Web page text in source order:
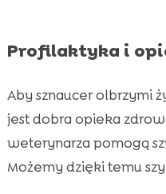
Profilaktyka i
Aby sznaucer olbrzymi
jest dobra opieka
weterynarza pomogą
Możemy dzięki temu